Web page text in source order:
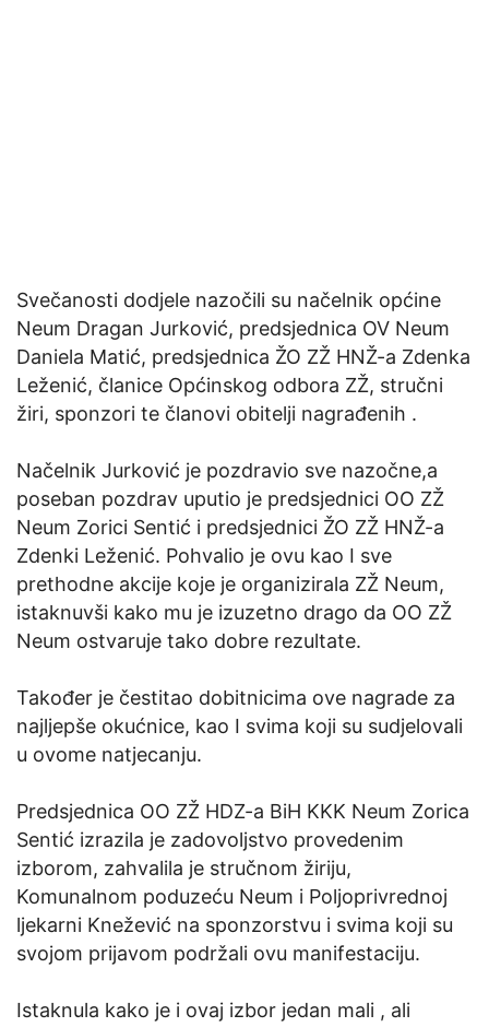
Svečanosti dodjele nazočili su načelnik općine
Neum Dragan Jurković, predsjednica OV Neum
Daniela Matić, predsjednica ŽO ZŽ HNŽ-a Zdenka
Leženić, članice Općinskog odbora ZŽ, stručni
žiri, sponzori te članovi obitelji nagrađenih .
Načelnik Jurković je pozdravio sve nazočne,a
poseban pozdrav uputio je predsjednici OO ZŽ
Neum Zorici Sentić i predsjednici ŽO ZŽ HNŽ-a
Zdenki Leženić. Pohvalio je ovu kao I sve
prethodne akcije koje je organizirala ZŽ Neum,
istaknuvši kako mu je izuzetno drago da OO ZŽ
Neum ostvaruje tako dobre rezultate.
Također je čestitao dobitnicima ove nagrade za
najljepše okućnice, kao I svima koji su sudjelovali
u ovome natjecanju.
Predsjednica OO ZŽ HDZ-a BiH KKK Neum Zorica
Sentić izrazila je zadovoljstvo provedenim
izborom, zahvalila je stručnom žiriju,
Komunalnom poduzeću Neum i Poljoprivrednoj
ljekarni Knežević na sponzorstvu i svima koji su
svojom prijavom podržali ovu manifestaciju.
Istaknula kako je i ovaj izbor jedan mali , ali